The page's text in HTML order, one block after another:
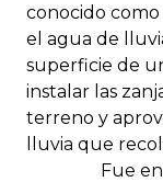
conocido como
el agua de
superficie de
instalar las
terreno y
lluvia que
Fue en